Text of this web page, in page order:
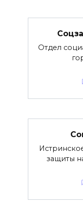
Отдел
защиты